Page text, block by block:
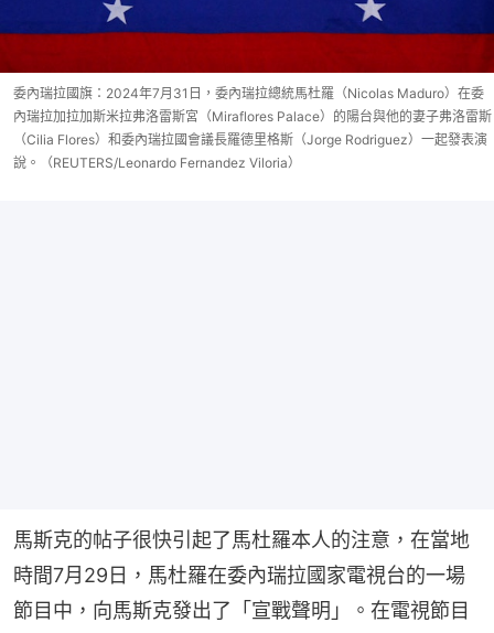
委內瑞拉國旗：2024年7月31日，委內瑞拉總統馬杜羅（Nicolas Maduro）在委
內瑞拉加拉加斯米拉弗洛雷斯宮（Miraflores Palace）的陽台與他的妻子弗洛雷斯
（Cilia Flores）和委內瑞拉國會議長羅德里格斯（Jorge Rodriguez）一起發表演
說。（REUTERS/Leonardo Fernandez Viloria）
馬斯克的帖子很快引起了馬杜羅本人的注意，在當地
時間7月29日，馬杜羅在委內瑞拉國家電視台的一場
節目中，向馬斯克發出了「宣戰聲明」。在電視節目